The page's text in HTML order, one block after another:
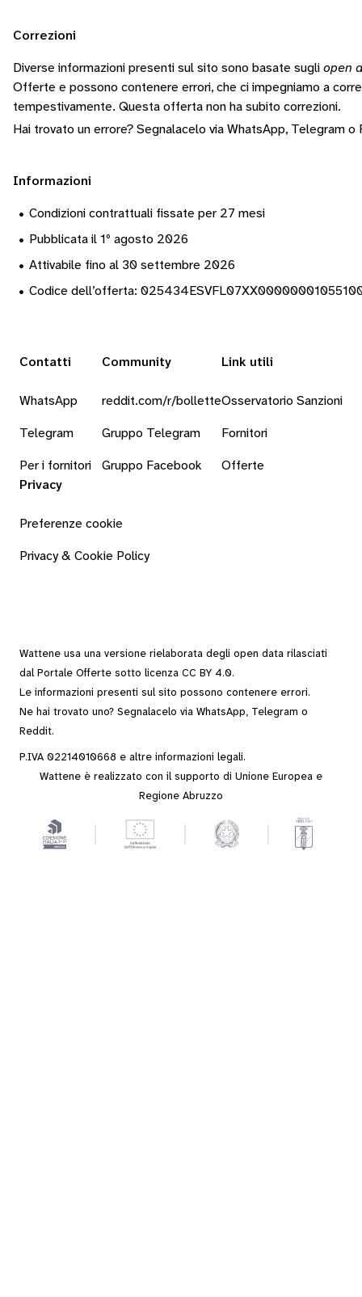
Correzioni
Diverse informazioni presenti sul sito sono basate sugli open
Offerte e possono contenere errori, che ci impegniamo a
tempestivamente. Questa offerta non ha subito correzioni.
Hai trovato un errore? Segnalacelo via WhatsApp, Telegram o
Informazioni
• Condizioni contrattuali fissate per 27 mesi
• Pubblicata il 1º agosto 2026
• Attivabile fino al 30 settembre 2026
• Codice dell’offerta:
Contatti
WhatsApp
Telegram
Per i fornitori
Community
reddit.com/r/bollette
Gruppo Telegram
Gruppo Facebook
Link utili
Osservatorio Sanzioni
Fornitori
Offerte
Privacy
Preferenze cookie
Privacy & Cookie Policy
Wattene usa una versione rielaborata degli open data rilasciati
dal Portale Offerte sotto licenza CC BY 4.0.
Le informazioni presenti sul sito possono contenere errori.
Ne hai trovato uno? Segnalacelo via WhatsApp, Telegram o
Reddit.
P.IVA 02214010668 e altre informazioni legali.
Wattene è realizzato con il supporto di Unione Europea e
Regione Abruzzo